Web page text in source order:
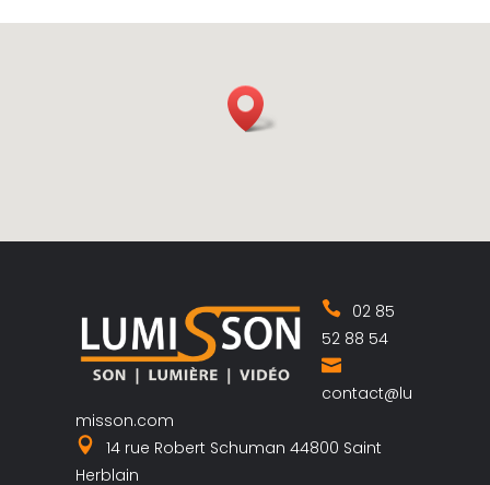
02 85
52 88 54
contact@lu
misson.com
14 rue Robert Schuman 44800 Saint
Herblain